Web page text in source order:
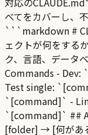
べてをカバーし、
```markdown #
ェクトが何をする
ク、言語、データ
Commands -
Test single:
`[command]` -
`[command]` ##
[folder] → [何があ